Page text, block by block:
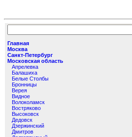
Главная
Москва
Санкт-Петербург
Московская область
Апрелевка
Балашиха
Белые Столбы
Бронницы
Верея
Видное
Волоколамск
Востряково
Высоковск
Дедовск
Дзержинский
Дмитров